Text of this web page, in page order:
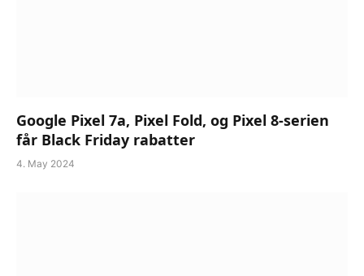
Google Pixel 7a, Pixel Fold, og Pixel 8-serien
får Black Friday rabatter
4. May 2024